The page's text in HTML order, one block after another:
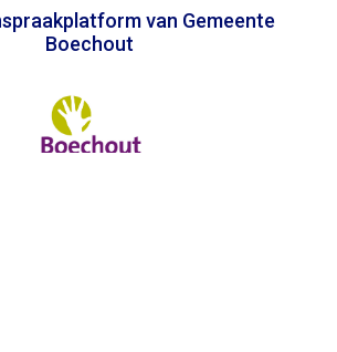
van Gemeente
Boechout